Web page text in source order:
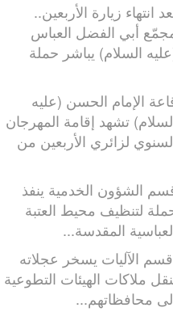
انتهاء زيارة الأربعين..
أبي الفضل العباس
السلام) يباشر حملة
الإمام الحسن (عليه
تشهد إقامة المهرجان
لزائري الأربعين من
الشؤون الخدمية ينفذ
لتنظيف محيط العتبة
المقدسة...
قسم الآليات يسخر عجلاته
ملاكات الهيئات التطوعية
محافظاتهم...